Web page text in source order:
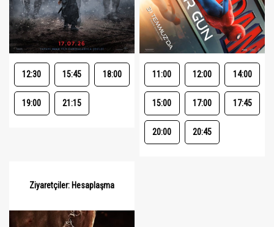
12:30 15:45 18:00
19:00 21:15
11:00 12:00 14:00
15:00 17:00 17:45
20:00 20:45
Ziyaretçiler: Hesaplaşma